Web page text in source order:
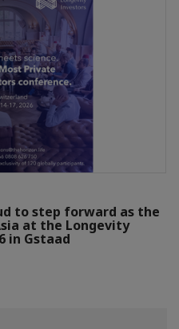
to step forward as the
at the Longevity
in Gstaad